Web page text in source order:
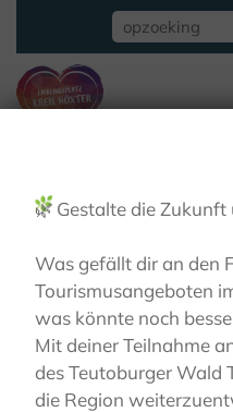
Burcht
ZIEN EN BELEVEN
🌿 Gestalte die Zukunft
Was gefällt dir an den
Tourismusangeboten
was könnte noch
Mit deiner Teilnahme
des Teutoburger Wald
die Region